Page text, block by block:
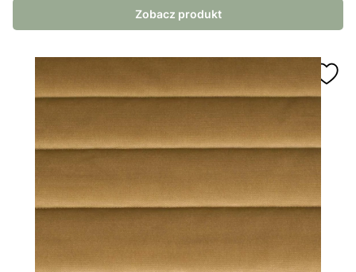
Zobacz produkt